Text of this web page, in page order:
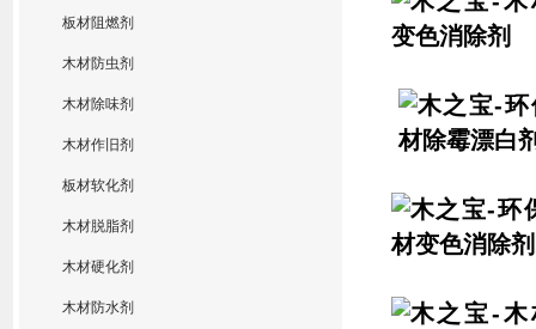
板材阻燃剂
木材防虫剂
木材除味剂
木材作旧剂
板材软化剂
木材脱脂剂
木材硬化剂
木材防水剂